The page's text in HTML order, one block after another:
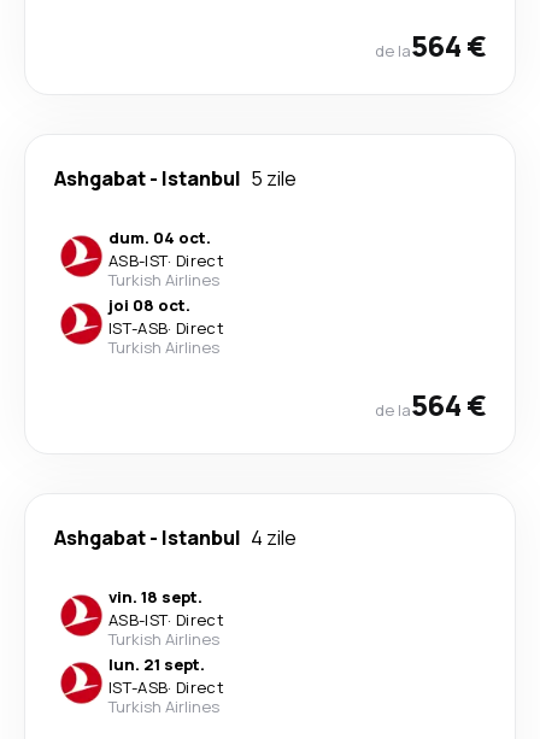
de la564 €
Ashgabat- Istanbul 5 zile
dum. 04 oct.
ASB-IST· Direct
Turkish Airlines
joi 08 oct.
IST-ASB· Direct
Turkish Airlines
de la564 €
Ashgabat- Istanbul 4 zile
vin. 18 sept.
ASB-IST· Direct
Turkish Airlines
lun. 21 sept.
IST-ASB· Direct
Turkish Airlines